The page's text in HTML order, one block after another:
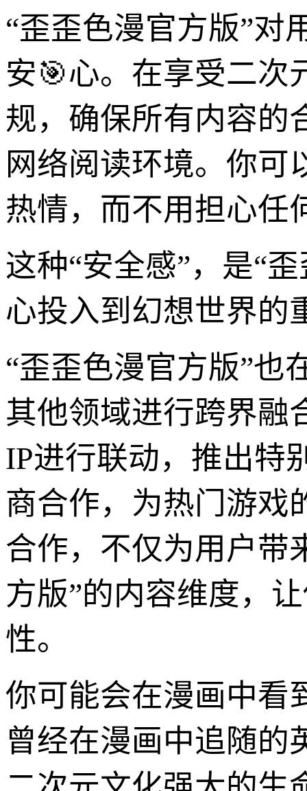
“歪歪色漫官方版”对
安🎯心。在享受二次
规，确保所有内容的
网络阅读环境。你可
热情，而不用担心任
这种“安全感”，是“
心投入到幻想世界的
“歪歪色漫官方版”也
其他领域进行跨界融
IP进行联动，推出特
商合作，为热门游戏
合作，不仅为用户带
方版”的内容维度，
性。
你可能会在漫画中看
曾经在漫画中追随的